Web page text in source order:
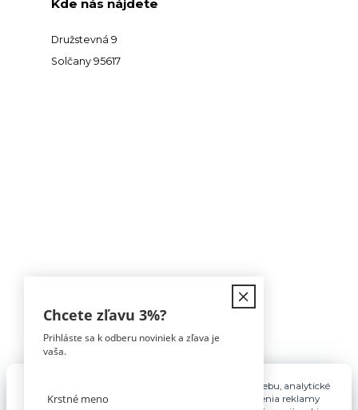
Kde nás nájdete
Družstevná 9
Solčany 95617
Tomáš Hula
Pre základnú funkčnosť, spríjemnenie používania webu, analytické
účely a v prípade udelenia súhlasu aj na účely cielenia reklamy
Chcete zľavu 3%?
Prihláste sa k odberu noviniek a zľava je
vaša.